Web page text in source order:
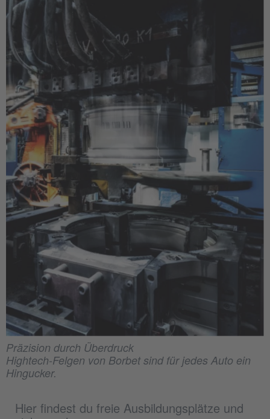
Hier findest du freie Ausbildungsplätze und
Präzision durch Überdruck
Hightech-Felgen von Borbet sind für jedes Auto ein
Hingucker.